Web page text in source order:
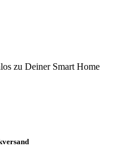
zu Deiner Smart Home